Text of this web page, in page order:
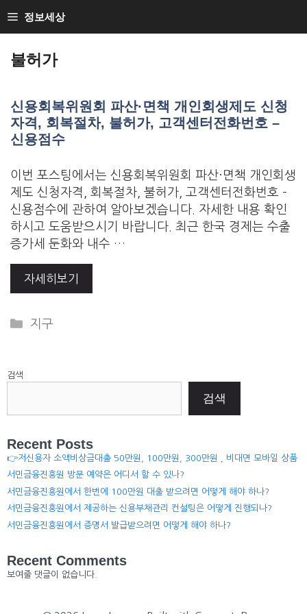
to
정보세상
불허가
신용회복위원회 파산·면책 개인회생제도 신청
자격, 회복절차, 불허가, 고객센터전화번호 –
신용점수
이번 포스팅에서는 신용회복위원회 파산·면책 개인회생
제도 신청자격, 회복절차, 불허가, 고객센터전화번호 –
신용점수에 관하여 알아보겠습니다. 자세한 내용 확인
하시고 도움받으시기 바랍니다. 최근 한국 경제는 수출
증가세 둔화와 내수 …
자세히보기
Categories
지구
검색
검색
Recent Posts
👉저신용자 소액비상금대출 50만원, 100만원, 300만원 , 비대면 모바일 상품
서민금융진흥원 방문 예약은 어디서 할 수 있나?
서민금융진흥원에서 한번에 100만원 대출 받으려면 어떻게 해야 하나?
서민금융진흥원에서 제공하는 신용부채관리 컨설팅은 어떻게 진행되나?
서민금융진흥원에서 증명서 발급받으려면 어떻게 해야 하나?
Recent Comments
보여줄 댓글이 없습니다.